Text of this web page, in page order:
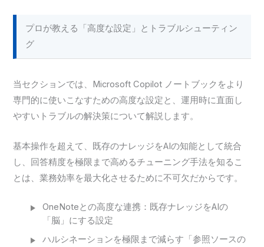
プロが教える「高度な設定」とトラブルシューティン
グ
当セクションでは、Microsoft Copilot ノートブックをより
専門的に使いこなすための高度な設定と、運用時に直面し
やすいトラブルの解決策について解説します。
基本操作を超えて、既存のナレッジをAIの知能として統合
し、回答精度を極限まで高めるチューニング手法を知るこ
とは、業務効率を最大化させるために不可欠だからです。
OneNoteとの高度な連携：既存ナレッジをAIの
「脳」にする設定
ハルシネーションを極限まで減らす「参照ソースの